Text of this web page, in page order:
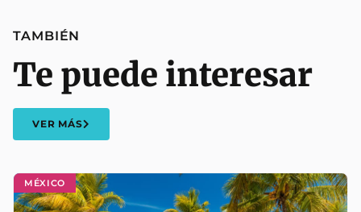
MÉXICO
TAMBIÉN
Te puede interesar
VER MÁS